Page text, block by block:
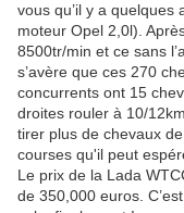
vous qu’il y a
moteur Opel 2,0l).
8500tr/min et ce sans
s’avère que ces 270
concurrents ont 15
droites rouler à 10/
tirer plus de chevaux
courses qu'il peut
Le prix de la Lada
de 350,000 euros.